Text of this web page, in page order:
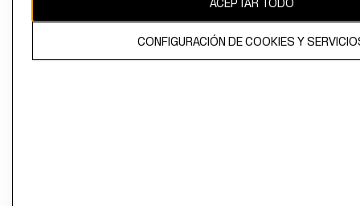
El contenido de esta página web está protegido por copyright y es
ACEPTAR TODO
CONFIGURACIÓN DE COOKIES Y